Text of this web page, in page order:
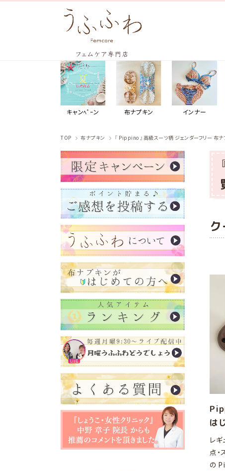
キャンﾍﾟｰン 布ナプキン インナー
TOP 布ナプキン 『 Pippino 』高級スーツ柄 ジェンダーフリー 布ナ
は
レ
点・
の